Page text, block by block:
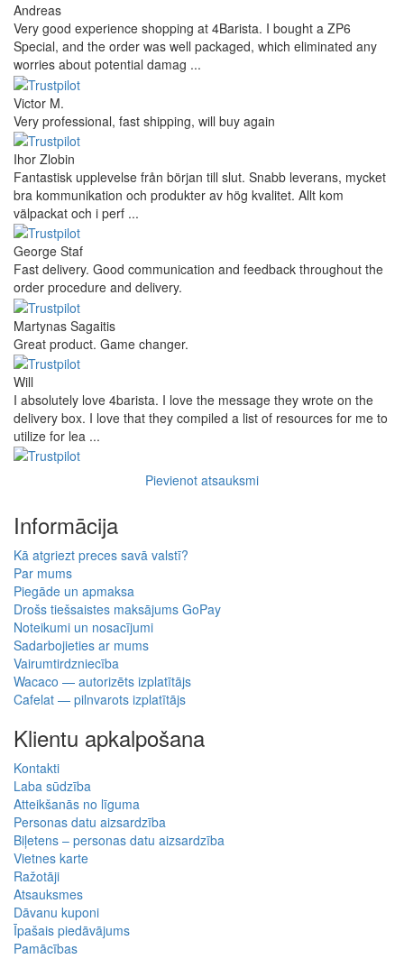
Andreas
Very good experience shopping at 4Barista. I bought a ZP6
Special, and the order was well packaged, which eliminated any
worries about potential damag ...
Victor M.
Very professional, fast shipping, will buy again
Ihor Zlobin
Fantastisk upplevelse från början till slut. Snabb leverans, mycket
bra kommunikation och produkter av hög kvalitet. Allt kom
välpackat och i perf ...
George Staf
Fast delivery. Good communication and feedback throughout the
order procedure and delivery.
Martynas Sagaitis
Great product. Game changer.
Will
I absolutely love 4barista. I love the message they wrote on the
delivery box. I love that they compiled a list of resources for me to
utilize for lea ...
Pievienot atsauksmi
Informācija
Kā atgriezt preces savā valstī?
Par mums
Piegāde un apmaksa
Drošs tiešsaistes maksājums GoPay
Noteikumi un nosacījumi
Sadarbojieties ar mums
Vairumtirdzniecība
Wacaco — autorizēts izplatītājs
Cafelat — pilnvarots izplatītājs
Klientu apkalpošana
Kontakti
Laba sūdzība
Atteikšanās no līguma
Personas datu aizsardzība
Biļetens – personas datu aizsardzība
Vietnes karte
Ražotāji
Atsauksmes
Dāvanu kuponi
Īpašais piedāvājums
Pamācības